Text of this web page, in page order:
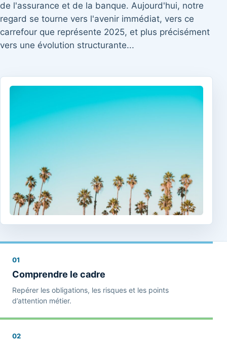
de l'assurance et de la banque. Aujourd'hui, notre
regard se tourne vers l'avenir immédiat, vers ce
carrefour que représente 2025, et plus précisément
vers une évolution structurante...
01
Comprendre le cadre
Repérer les obligations, les risques et les points
d’attention métier.
02